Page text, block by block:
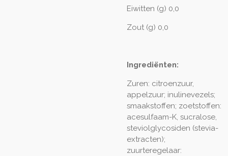
Eiwitten (g) 0,0
Zout (g) 0,0
Ingrediënten:
Zuren: citroenzuur,
appelzuur; inulinevezels;
smaakstoffen; zoetstoffen:
acesulfaam-K, sucralose,
steviolglycosiden (stevia-
extracten);
zuurteregelaar: